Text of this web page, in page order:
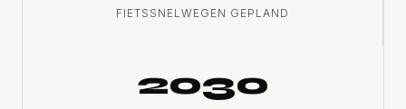
FIETSSNELWEGEN GEPLAND
2030